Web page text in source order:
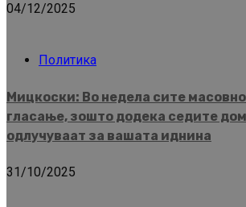
04/12/2025
Политика
Мицкоски: Во недела сите
гласање, зошто додека седите
одлучуваат за вашата иднина
31/10/2025